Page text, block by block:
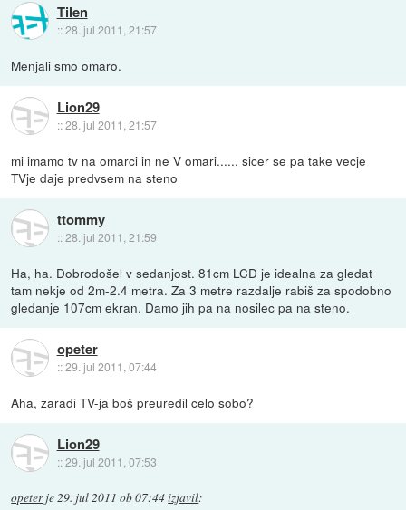
Tilen
::28. jul 2011, 21:57
Menjali smo omaro.
Lion29
::28. jul 2011, 21:57
mi imamo tv na omarci in ne V omari...... sicer se pa take vecje
TVje daje predvsem na steno
ttommy
::28. jul 2011, 21:59
Ha, ha. Dobrodošel v sedanjost. 81cm LCD je idealna za gledat
tam nekje od 2m-2.4 metra. Za 3 metre razdalje rabiš za spodobno
gledanje 107cm ekran. Damo jih pa na nosilec pa na steno.
opeter
::29. jul 2011, 07:44
Aha, zaradi TV-ja boš preuredil celo sobo?
Lion29
::29. jul 2011, 07:53
opeterje29. jul 2011 ob 07:44izjavil: